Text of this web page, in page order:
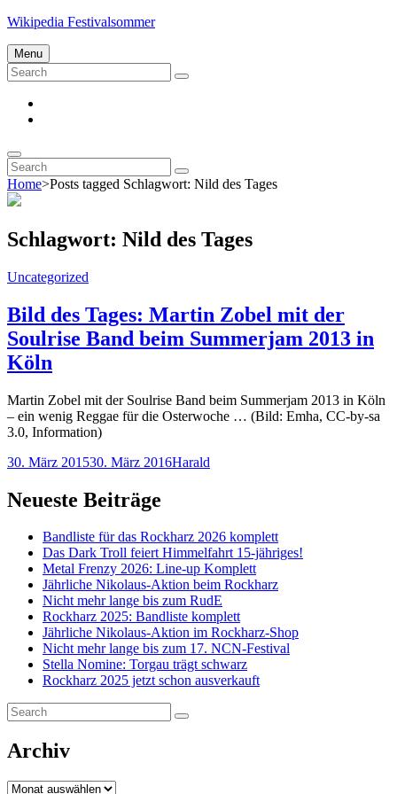
Skip
content
Wikipedia Festivalsommer
Menu
Search
for:
Search
Search
Search
for:
Search
Home>Posts tagged Schlagwort: Nild des Tages
Schlagwort: Nild des Tages
Cat
Uncategorized
Bild des Tages: Martin Zobel mit der
Soulrise Band beim Summerjam 2013 in
Köln
Martin Zobel mit der Soulrise Band beim Summerjam 2013 in Köln
– ein wenig Reggae für die Osterwoche … (Bild: Emha, CC-by-sa
3.0, Information)
Posted-
30. März 201530. März 2016By
Byline
Harald
Neueste Beiträge
Bandliste für das Rockharz 2026 komplett
Das Dark Troll feiert Himmelfahrt 15-jähriges!
Metal Frenzy 2026: Line-up Komplett
Jährliche Nikolaus-Aktion beim Rockharz
Nicht mehr lange bis zum RudE
Rockharz 2025: Bandliste komplett
Jährliche Nikolaus-Aktion im Rockharz-Shop
Nicht mehr lange bis zum 17. NCN-Festival
Stella Nomine: Torgau trägt schwarz
Rockharz 2025 jetzt schon ausverkauft
Search
for:
Search
Archiv
Archiv